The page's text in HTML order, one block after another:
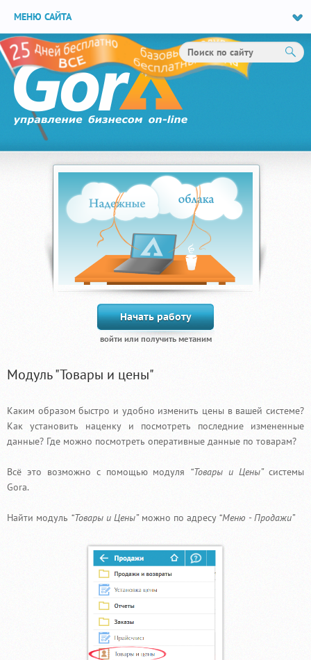
МЕНЮ САЙТА
Начать работу
Модуль "Товары и цены"
Каким образом быстро и удобно изменить цены в вашей системе?
Как установить наценку и посмотреть последние измененные
данные? Где можно посмотреть оперативные данные по товарам?
Всё это возможно с помощью модуля “Товары и Цены”системы
Gora.
Найти модуль “Товары и Цены”можно по адресу “Меню - Продажи”